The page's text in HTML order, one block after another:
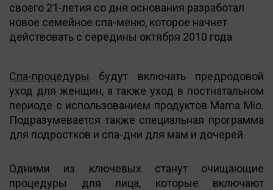
своего 21-летия со дня основания разработал
новое семейное спа-меню, которое начнет
действовать с середины октября 2010 года.
Спа-процедуры будут включать предродовой
уход для женщин, а также уход в постнатальном
периоде с использованием продуктов Mama Mio.
Подразумевается также специальная программа
для подростков и спа-дни для мам и дочерей.
Одними из ключевых станут очищающие
процедуры для лица, которые включают